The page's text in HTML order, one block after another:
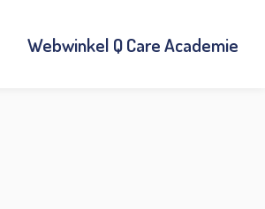
Webwinkel Q Care Academie